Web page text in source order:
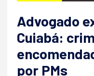
Advogado
Cuiabá:
por PMs